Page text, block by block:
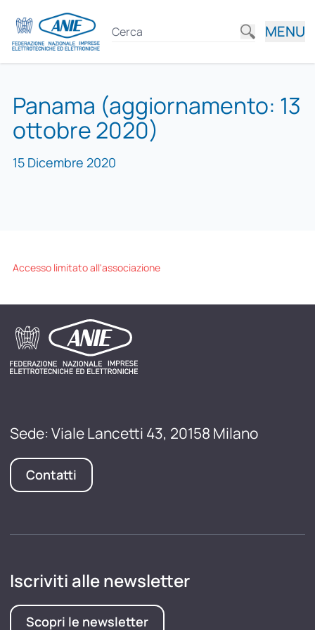
MENU
Panama (aggiornamento: 13
ottobre 2020)
15 Dicembre 2020
Accesso limitato all'associazione
Sede: Viale Lancetti 43, 20158 Milano
Contatti
Iscriviti alle newsletter
Scopri le newsletter